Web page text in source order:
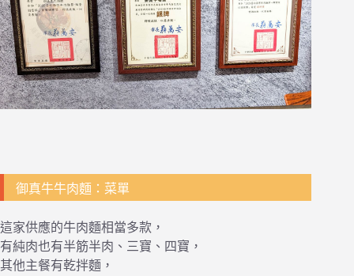
御真牛牛肉麵：菜單
這家供應的牛肉麵相當多款，
有純肉也有半筋半肉、三寶、四寶，
其他主餐有乾拌麵，